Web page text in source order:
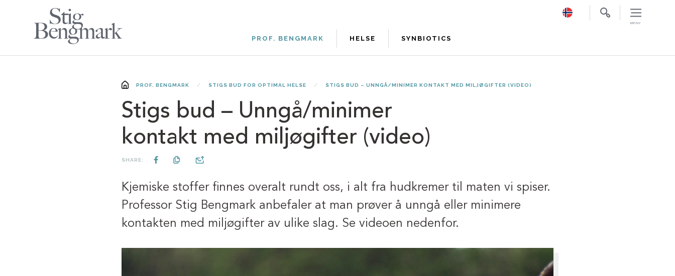
PROF. BENGMARK HELSE SYNBIOTICS
PROF. BENGMARK STIGS BUD FOR OPTIMAL HELSE STIGS BUD – UNNGÅ/MINIMER KONTAKT MED MILJØGIFTER (VIDEO)
Stigs bud – Unngå/minimer
kontakt med miljøgifter (video)
SHARE:
Kjemiske stoffer finnes overalt rundt oss, i alt fra hudkremer til maten vi spiser.
Professor Stig Bengmark anbefaler at man prøver å unngå eller minimere
kontakten med miljøgifter av ulike slag. Se videoen nedenfor.